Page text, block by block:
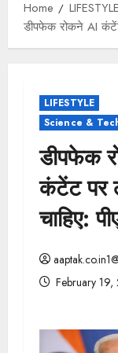
Home
LIFESTYLE
डीपफेक रोकने AI कंटेंट
LIFESTYLE
Science &
डीपफेक
कंटेंट पर
चाहिए:
February